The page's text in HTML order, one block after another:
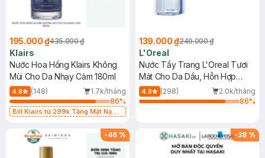
195.000 ₫435.000 ₫
Klairs
Nước Hoa Hồng Klairs Không
Mùi Cho Da Nhạy Cảm 180ml
4.8 (148)
1.7k/tháng
86%
Bill Klairs từ 299k Tặng Mặt Nạ
25ml (SL Có Hạn)
139.000 ₫249.000 ₫
L'Oreal
Nước Tẩy Trang L'Oreal Tươi
Mát Cho Da Dầu, Hỗn Hợp
400ml
4.8 (298)
2.0k/tháng
86%
-46 % -38 %